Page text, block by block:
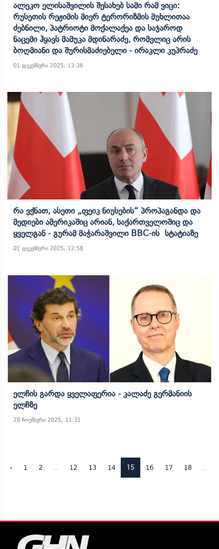
Ალეკო Ელისაშვილის Შესახებ Სამი Რამ Ვიცი:
Რუსეთის Რეჟიმის Მიერ Ტერორიზმის Მუხლითაა
Ძებნილი, Პატრიოტი Მოქალაქეა Და Საჯაროდ
Ნაცემი Ჰყავს Მამუკა Მდინარაძე, Რომელიც Არის
Ბოღმიანი Და Შურისმაძიებელი - Ირაკლი Კუპრაძე
01 დეკემბერი 2025, 13:36
Რა Ვქნათ, Ასეთი „ფეიკ Ნიუსების“ Პროპაგანდა Და
Მედიები Ამერიკაშიც Არიან, Საქართველოშიც Და
Ყველგან - Გურამ Მაჭარაშვილი BBC-Ის Სტატიაზე
01 დეკემბერი 2025, 12:58
Ელჩის Გარდა Ყველაფერია - Კალაძე Გერმანიის
Ელჩზე
28 ნოემბერი 2025, 11:31
‹ 1 2 12 13 14 15 16 17 18